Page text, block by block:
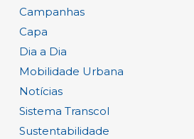
Campanhas
Capa
Dia a Dia
Mobilidade Urbana
Notícias
Sistema Transcol
Sustentabilidade